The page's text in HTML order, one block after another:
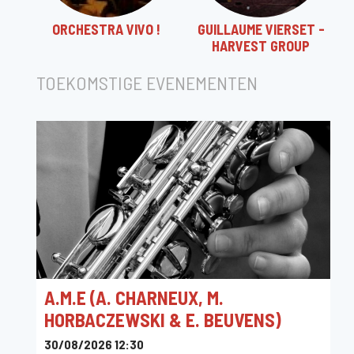
ORCHESTRA VIVO !
GUILLAUME VIERSET -
HARVEST GROUP
TOEKOMSTIGE EVENEMENTEN
A.M.E (A. CHARNEUX, M.
HORBACZEWSKI & E. BEUVENS)
30/08/2026 12:30